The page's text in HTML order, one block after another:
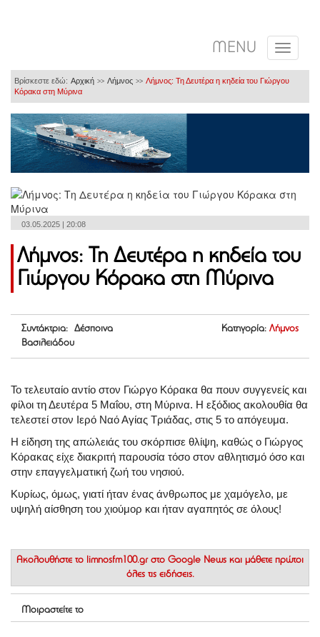
MENU
Βρίσκεστε εδώ: Αρχική >> Λήμνος >> Λήμνος: Τη Δευτέρα η κηδεία του Γιώργου
Κόρακα στη Μύρινα
03.05.2025 | 20:08
Λήμνος: Τη Δευτέρα η κηδεία του
Γιώργου Κόρακα στη Μύρινα
Συντάκτρια: Δέσποινα
Βασιλειάδου
Κατηγορία: Λήμνος
Το τελευταίο αντίο στον Γιώργο Κόρακα θα πουν συγγενείς και
φίλοι τη Δευτέρα 5 Μαΐου, στη Μύρινα. Η εξόδιος ακολουθία θα
τελεστεί στον Ιερό Ναό Αγίας Τριάδας, στις 5 το απόγευμα.
Η είδηση της απώλειάς του σκόρπισε θλίψη, καθώς ο Γιώργος
Κόρακας είχε διακριτή παρουσία τόσο στον αθλητισμό όσο και
στην επαγγελματική ζωή του νησιού.
Κυρίως, όμως, γιατί ήταν ένας άνθρωπος με χαμόγελο, με
υψηλή αίσθηση του χιούμορ και ήταν αγαπητός σε όλους!
Ακολουθήστε το limnosfm100.gr στο Google News και μάθετε πρώτοι
όλες τις ειδήσεις.
Μοιραστείτε το